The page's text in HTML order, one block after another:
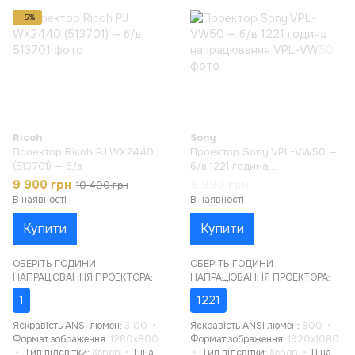
−5%
Ricoh
Проектор Ricoh PJ WX2440
(513701) — б/в
9 900 грн 10 400 грн
В наявності
Купити
ОБЕРІТЬ ГОДИНИ
НАПРАЦЮВАННЯ ПРОЕКТОРА:
1
Яскравість ANSI люмен 3100
Формат зображення 1280x800
Sony
Проектор Sony VPL-VW50 —
б/в 1221 година
В наявності
Купити
ОБЕРІТЬ ГОДИНИ
НАПРАЦЮВАННЯ ПРОЕКТОРА:
1221
Яскравість ANSI люмен 900
Формат зображення 1920x1080